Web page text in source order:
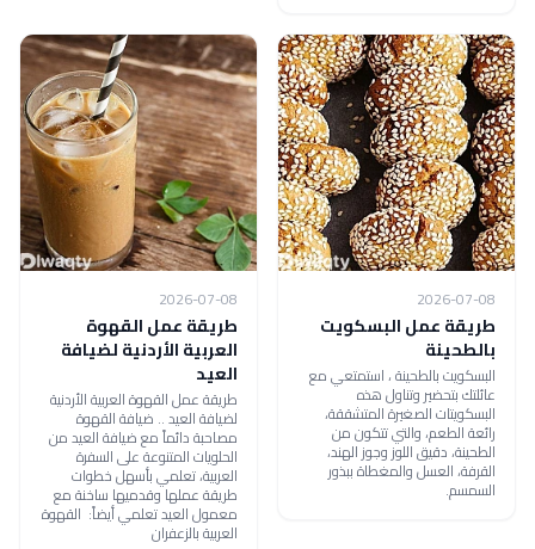
2026-07-08
طريقة عمل البسكويت
بالطحينة
البسكويت بالطحينة ، استمتعي مع
عائلتك بتحضير وتناول هذه
البسكويتات الصغيرة المتشققة،
رائعة الطعم، والتي تتكون من
الطحينة، دقيق اللوز وجوز الهند،
القرفة، العسل والمغطاة ببذور
السمسم.
2026-07-08
طريقة عمل القهوة
العربية الأردنية لضيافة
العيد
طريقة عمل القهوة العربية الأردنية
لضيافة العيد .. ضيافة القهوة
مصاحبة دائماً مع ضيافة العيد من
الحلويات المتنوعة على السفرة
العربية، تعلمي بأسهل خطوات
طريقة عملها وقدميها ساخنة مع
معمول العيد تعلمي أيضاً: القهوة
العربية بالزعفران